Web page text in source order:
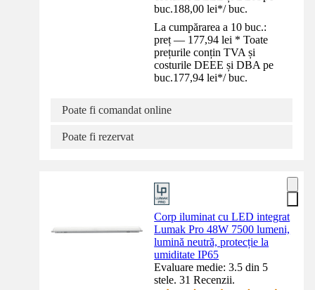
buc.188,00 lei*/ buc.
La cumpărarea a 10 buc.:
preț — 177,94 lei * Toate
prețurile conțin TVA și
costurile DEEE și DBA pe
buc.177,94 lei*/ buc.
Poate fi comandat online
Poate fi rezervat
Corp iluminat cu LED integrat
Lumak Pro 48W 7500 lumeni,
lumină neutră, protecție la
umiditate IP65
Evaluare medie: 3.5 din 5
stele. 31 Recenzii.